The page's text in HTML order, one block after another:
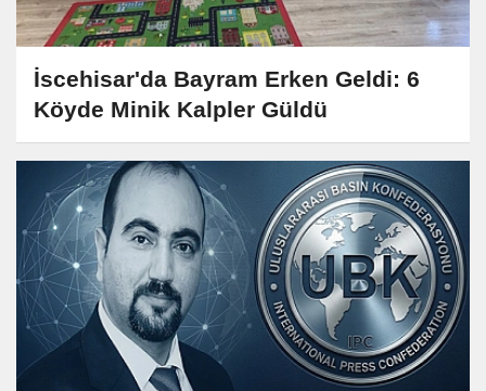
İscehisar'da Bayram Erken Geldi: 6
Köyde Minik Kalpler Güldü